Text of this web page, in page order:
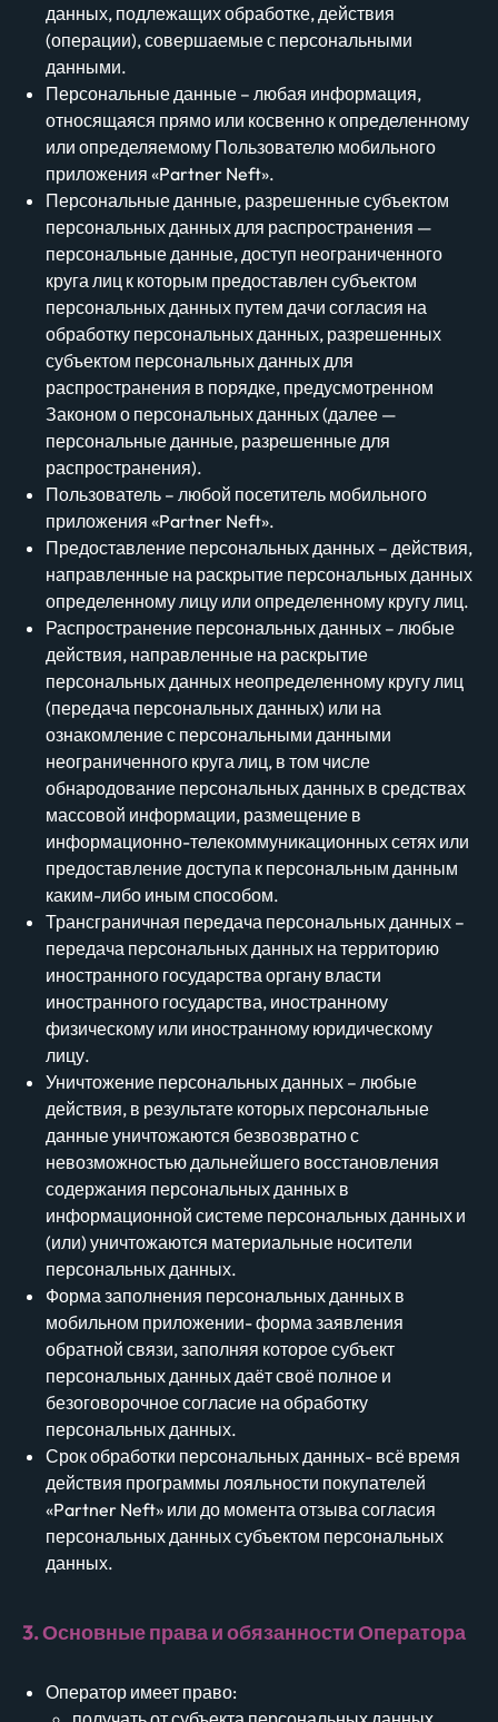
данных, подлежащих обработке, действия
(операции), совершаемые с персональными
данными.
Персональные данные – любая информация,
относящаяся прямо или косвенно к определенному
или определяемому Пользователю мобильного
приложения «Partner Neft».
Персональные данные, разрешенные субъектом
персональных данных для распространения —
персональные данные, доступ неограниченного
круга лиц к которым предоставлен субъектом
персональных данных путем дачи согласия на
обработку персональных данных, разрешенных
субъектом персональных данных для
распространения в порядке, предусмотренном
Законом о персональных данных (далее —
персональные данные, разрешенные для
распространения).
Пользователь – любой посетитель мобильного
приложения «Partner Neft».
Предоставление персональных данных – действия,
направленные на раскрытие персональных данных
определенному лицу или определенному кругу лиц.
Распространение персональных данных – любые
действия, направленные на раскрытие
персональных данных неопределенному кругу лиц
(передача персональных данных) или на
ознакомление с персональными данными
неограниченного круга лиц, в том числе
обнародование персональных данных в средствах
массовой информации, размещение в
информационно-телекоммуникационных сетях или
предоставление доступа к персональным данным
каким-либо иным способом.
Трансграничная передача персональных данных –
передача персональных данных на территорию
иностранного государства органу власти
иностранного государства, иностранному
физическому или иностранному юридическому
лицу.
Уничтожение персональных данных – любые
действия, в результате которых персональные
данные уничтожаются безвозвратно с
невозможностью дальнейшего восстановления
содержания персональных данных в
информационной системе персональных данных и
(или) уничтожаются материальные носители
персональных данных.
Форма заполнения персональных данных в
мобильном приложении- форма заявления
обратной связи, заполняя которое субъект
персональных данных даёт своё полное и
безоговорочное согласие на обработку
персональных данных.
Срок обработки персональных данных- всё время
действия программы лояльности покупателей
«Partner Neft» или до момента отзыва согласия
персональных данных субъектом персональных
данных.
3. Основные права и обязанности Оператора
Оператор имеет право: